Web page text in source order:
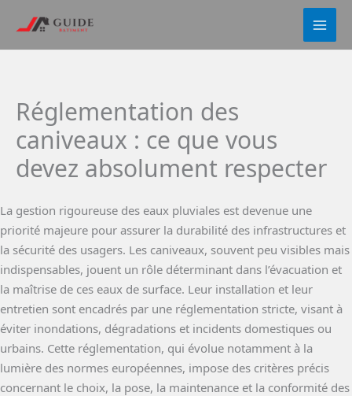
contenu
Réglementation des
caniveaux : ce que vous
devez absolument respecter
La gestion rigoureuse des eaux pluviales est devenue une
priorité majeure pour assurer la durabilité des infrastructures et
la sécurité des usagers. Les caniveaux, souvent peu visibles mais
indispensables, jouent un rôle déterminant dans l’évacuation et
la maîtrise de ces eaux de surface. Leur installation et leur
entretien sont encadrés par une réglementation stricte, visant à
éviter inondations, dégradations et incidents domestiques ou
urbains. Cette réglementation, qui évolue notamment à la
lumière des normes européennes, impose des critères précis
concernant le choix, la pose, la maintenance et la conformité des